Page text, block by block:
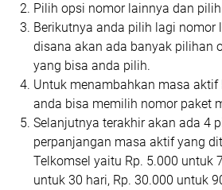
Pilih opsi nomor lainnya dan
Berikutnya anda pilih lagi nomor
disana akan ada banyak pilihan
yang bisa anda pilih.
Untuk menambahkan masa aktif
anda bisa memilih nomor paket
Selanjutnya terakhir akan ada 4
perpanjangan masa aktif yang
Telkomsel yaitu Rp. 5.000 untuk
untuk 30 hari, Rp. 30.000 untuk